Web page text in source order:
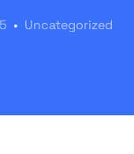
Uncategorized